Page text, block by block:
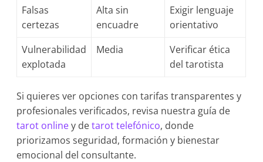
Falsas
certezas
Alta sin
encuadre
Exigir lenguaje
orientativo
Vulnerabilidad
explotada
Media
Verificar ética
del tarotista
Si quieres ver opciones con tarifas transparentes y
profesionales verificados, revisa nuestra guía de
tarot onliney detarot telefónico, donde
priorizamos seguridad, formación y bienestar
emocional del consultante.